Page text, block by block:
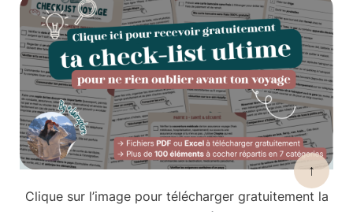
Clique sur l’image pour télécharger gratuitement la
↑